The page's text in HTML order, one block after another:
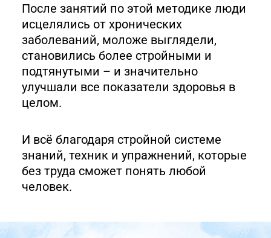
После занятий по этой методике люди
исцелялись от хронических
заболеваний, моложе выглядели,
становились более стройными и
подтянутыми – и значительно
улучшали все показатели здоровья в
целом.
И всё благодаря стройной системе
знаний, техник и упражнений, которые
без труда сможет понять любой
человек.